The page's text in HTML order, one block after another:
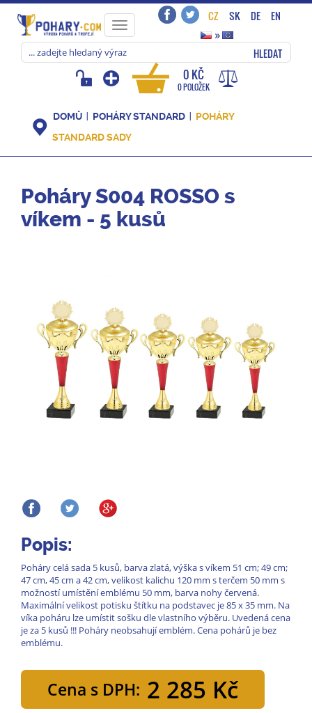
Toggle
navigation
CZ SK DE
EN
»
HLEDAT
0 KČ
0 POLOŽEK
DOMŮ POHÁRY STANDARD
POHÁRY
STANDARD SADY
Poháry S004 ROSSO s
víkem - 5 kusů
Popis:
Poháry celá sada 5 kusů, barva zlatá, výška s víkem 51 cm; 49 cm;
47 cm, 45 cm a 42 cm, velikost kalichu 120 mm s terčem 50 mm s
možností umístění emblému 50 mm, barva nohy červená.
Maximální velikost potisku štítku na podstavec je 85 x 35 mm. Na
víka poháru lze umístit sošku dle vlastního výběru. Uvedená cena
je za 5 kusů !!! Poháry neobsahují emblém. Cena pohárů je bez
emblému.
Cena s DPH: 2 285 Kč